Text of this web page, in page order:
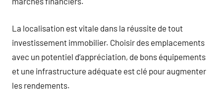
La localisation est vitale dans la réussite de tout
investissement immobilier. Choisir des emplacements
avec un potentiel d’appréciation, de bons équipements
et une infrastructure adéquate est clé pour augmenter
les rendements.